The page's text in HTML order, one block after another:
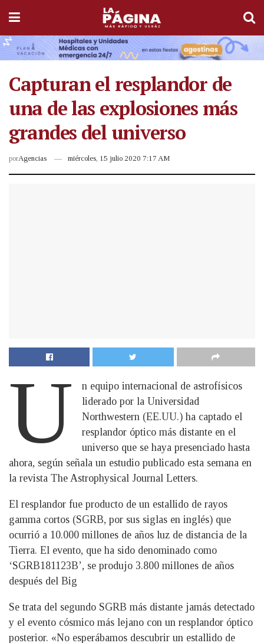
Capturan el resplandor de
una de las explosiones más
grandes del universo
porAgencias miércoles, 15 julio 2020 7:17 AM
U
n equipo internacional de astrofísicos
liderado por la Universidad
Northwestern (EE.UU.) ha captado el
resplandor óptico más distante en el
universo que se haya presenciado hasta
ahora, según señala un estudio publicado esta semana en
la revista The Astrophysical Journal Letters.
El resplandor fue producto de un estallido de rayos
gamma cortos (SGRB, por sus siglas en inglés) que
ocurrió a 10.000 millones de años luz de distancia de la
Tierra. El evento, que ha sido denominado como
‘SGRB181123B’, se produjo 3.800 millones de años
después del Big
Se trata del segundo SGRB más distante jamás detectado
y el evento cósmico más lejano con un resplandor óptico
posterior. «No esperábamos descubrir un estallido de